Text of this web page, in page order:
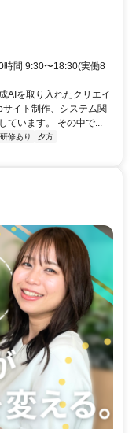
時間 9:30〜18:30(実働8
AIを取り入れたクリエイ
イト制作、システム関
います。 その中で...
研修あり
夕方